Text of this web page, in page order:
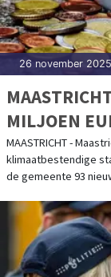
26 november
MILJOEN
MAASTRICHT -
klimaatbestendige
de gemeente 93